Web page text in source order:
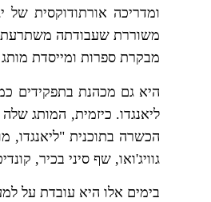
ומדריכה אורתודוקסית של
משוררת שעבודתה משתרעת
מבקרת ספרות ומייסדת
היא גם מכהנת בתפקידים
הכשרה בתוכנית "ליאנגדו,
גוויג'ואו, שף סיני בכיר,
בימים אלו היא עובדת על